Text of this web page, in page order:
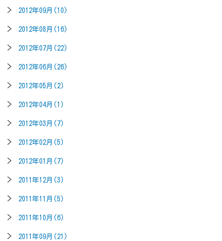
2012年09月(10)
2012年08月(16)
2012年07月(22)
2012年06月(26)
2012年05月(2)
2012年04月(1)
2012年03月(7)
2012年02月(5)
2012年01月(7)
2011年12月(3)
2011年11月(5)
2011年10月(6)
2011年09月(21)